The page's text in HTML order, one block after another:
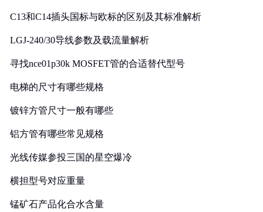
C13和C14插头国标与欧标的区别及其标准解析
LGJ-240/30导线参数及载流量解析
寻找nce01p30k MOSFET管的合适替代型号
电梯的尺寸有哪些规格
镀锌方管尺寸一般有哪些
铝方管有哪些常见规格
光线传媒参投三国的星空爆冷
横担型号对应重量
锰矿石产品化合水含量